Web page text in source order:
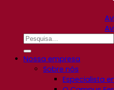
Nossa empresa
Sobre nós
Especialista